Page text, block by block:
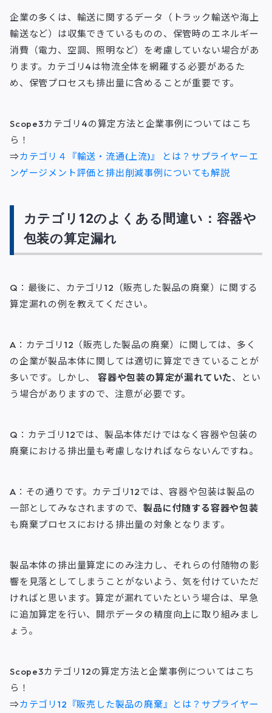
企業の多くは、輸送に関するデータ（トラック輸送や海上
輸送など）は収集できているものの、保管時のエネルギー
消費（電力、空調、照明など）を考慮していない場合があ
ります。カテゴリ4は物流全体を網羅する必要があるた
め、保管プロセスも排出量に含めることが重要です。
Scope3カテゴリ4の算定方法と企業事例についてはこち
ら！
⇒カテゴリ４『輸送・流通(上流)』 とは？サプライヤーエ
ンゲージメント評価と排出削減事例についても解説
カテゴリ12のよくある間違い：容器や
包装の算定漏れ
Q：最後に、カテゴリ12（販売した製品の廃棄）に関する
算定漏れの例を教えてください。
A：カテゴリ12（販売した製品の廃棄）に関しては、多く
の企業が製品本体に関しては適切に算定できていることが
多いです。しかし、
容器や包装の算定が漏れていた、とい
う場合がありますので、注意が必要です。
Q：カテゴリ12では、製品本体だけではなく容器や包装の
廃棄における排出量も考慮しなければならないんですね。
A：その通りです。カテゴリ12では、容器や包装は製品の
一部としてみなされますので、製品に付随する容器や包装
も廃棄プロセスにおける排出量の対象となります。
製品本体の排出量算定にのみ注力し、それらの付随物の影
響を見落としてしまうことがないよう、気を付けていただ
ければと思います。算定が漏れていたという場合は、早急
に追加算定を行い、開示データの精度向上に取り組みまし
ょう。
Scope3カテゴリ12の算定方法と企業事例についてはこち
ら！
⇒カテゴリ12『販売した製品の廃棄』とは？サプライヤー